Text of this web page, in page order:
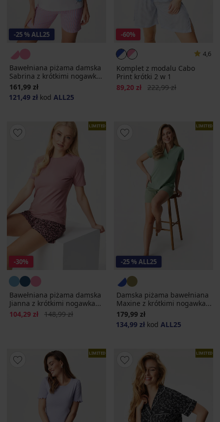
-25 % ALL25
Bawełniana piżama damska
Sabrina z krótkimi nogawk...
161,99 zł
121,49 zł kod ALL25
-60%
4,6
Komplet z modalu Cabo
Print krótki 2 w 1
Zniżka
89,20 zł Pierwotna cena
222,99 zł
LIMITED
-30%
Bawełniana piżama damska
Jianna z krótkimi nogawka...
Zniżka
104,29 zł Pierwotna cena
148,99 zł
LIMITED
-25 % ALL25
Damska piżama bawełniana
Maxine z krótkimi nogawka...
179,99 zł
134,99 zł kod ALL25
LIMITED LIMITED